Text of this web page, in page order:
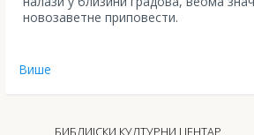
новозаветне приповести.
Више
БИБЛИЈСКИ КУЛТУРНИ ЦЕНТАР